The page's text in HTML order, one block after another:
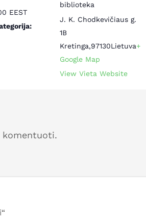
EEST
biblioteka
J. K. Chodkevičiaus g.
1B
Kretinga,97130Lietuva+
Google Map
View Vieta Website